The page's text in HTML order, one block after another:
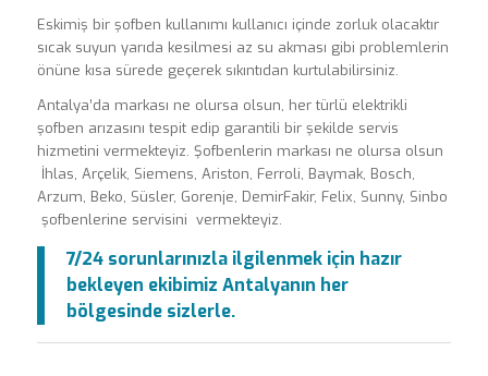
Eskimiş bir şofben kullanımı kullanıcı içinde zorluk olacaktır
sıcak suyun yarıda kesilmesi az su akması gibi problemlerin
önüne kısa sürede geçerek sıkıntıdan kurtulabilirsiniz.
Antalya’da markası ne olursa olsun, her türlü elektrikli
şofben arızasını tespit edip garantili bir şekilde servis
hizmetini vermekteyiz. Şofbenlerin markası ne olursa olsun
İhlas, Arçelik, Siemens, Ariston, Ferroli, Baymak, Bosch,
Arzum, Beko, Süsler, Gorenje, DemirFakir, Felix, Sunny, Sinbo
şofbenlerine servisini vermekteyiz.
7/24 sorunlarınızla ilgilenmek için hazır
bekleyen ekibimiz Antalyanın her
bölgesinde sizlerle.